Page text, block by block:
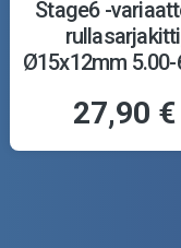
Stage6 -
Ø15x12mm 5.00-
27,90 €